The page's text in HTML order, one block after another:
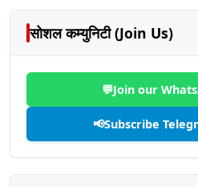
सोशल कम्युनिटी (Join Us)
💬Join our
📢Subscribe